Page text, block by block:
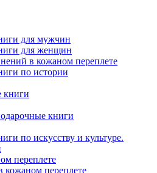
для мужчин
для женщин
в кожаном переплете
по истории
книги
книги
по искусству и культуре.
переплете
кожаном переплете